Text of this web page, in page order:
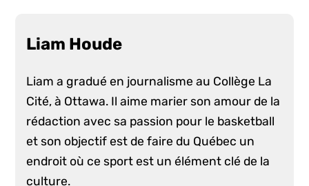
Liam Houde
Liam a gradué en journalisme au Collège La
Cité, à Ottawa. Il aime marier son amour de la
rédaction avec sa passion pour le basketball
et son objectif est de faire du Québec un
endroit où ce sport est un élément clé de la
culture.